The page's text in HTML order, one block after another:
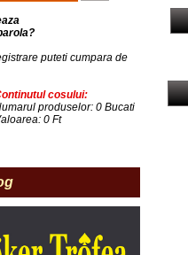
puteti cumpara de
cosului:
produselor: 0 Bucati
0 Ft